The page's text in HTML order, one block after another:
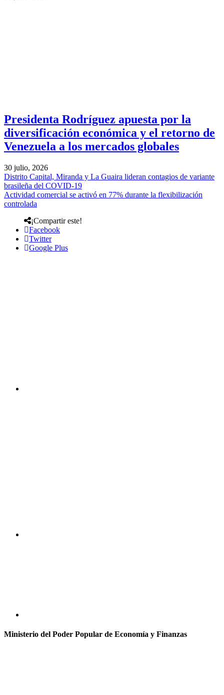
Presidenta Rodríguez apuesta por la
diversificación económica y el retorno de
Venezuela a los mercados globales
30 julio, 2026
Distrito Capital, Miranda y La Guaira lideran contagios de variante
brasileña del COVID-19
Actividad comercial se activó en 77% durante la flexibilización
controlada
¡Compartir este!
Facebook
Twitter
Google Plus
Ministerio del Poder Popular de Economía y Finanzas